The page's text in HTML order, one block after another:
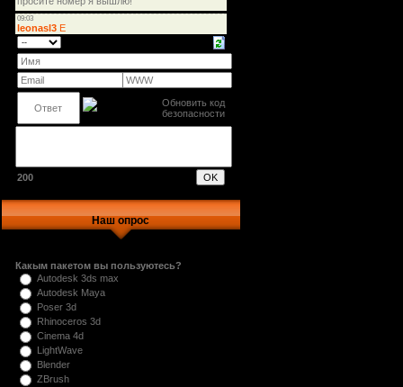
200
Наш опрос
Какым пакетом вы пользуютесь?
Autodesk 3ds max
Autodesk Maya
Poser 3d
Rhinoceros 3d
Cinema 4d
LightWave
Blender
ZBrush